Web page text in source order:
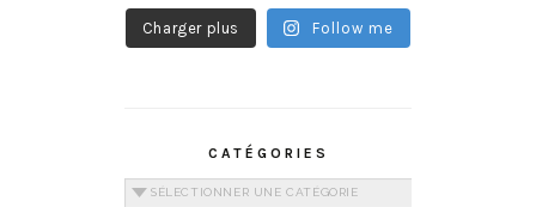
Charger plus Follow me
CATÉGORIES
Catégories